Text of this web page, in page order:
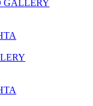
GALLERY